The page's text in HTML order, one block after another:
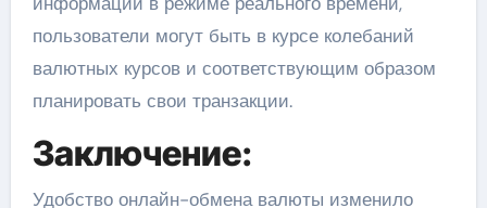
пользователи могут быть в курсе колебаний
валютных курсов и соответствующим образом
планировать свои транзакции.
Заключение:
Удобство онлайн-обмена валюты изменило